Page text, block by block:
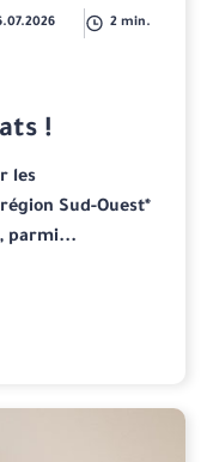
2 min.
!
les
Sud-Ouest*
parmi...